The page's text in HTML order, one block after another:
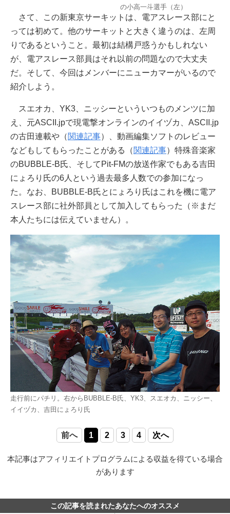
の小高一斗選手（左）
さて、この新東京サーキットは、電アスレース部にと
っては初めて。他のサーキットと大きく違うのは、左周
りであるということ。最初は結構戸惑うかもしれない
が、電アスレース部員はそれ以前の問題なので大丈夫
だ。そして、今回はメンバーにニューカマーがいるので
紹介しよう。
スエオカ、YK3、ニッシーといういつものメンツに加
え、元ASCII.jpで現電撃オンラインのイイヅカ、ASCII.jp
の古田連載や（関連記事）、動画編集ソフトのレビュー
などもしてもらったことがある（関連記事）特殊音楽家
のBUBBLE-B氏、そしてPit-FMの放送作家でもある吉田
にょろり氏の6人という過去最多人数での参加になっ
た。なお、BUBBLE-B氏とにょろり氏はこれを機に電ア
スレース部に社外部員として加入してもらった（※まだ
本人たちには伝えていません）。
走行前にパチリ。右からBUBBLE-B氏、YK3、スエオカ、ニッシー、
イイヅカ、吉田にょろり氏
前へ 1 2 3 4 次へ
本記事はアフィリエイトプログラムによる収益を得ている場合
があります
この記事を読まれたあなたへのオススメ